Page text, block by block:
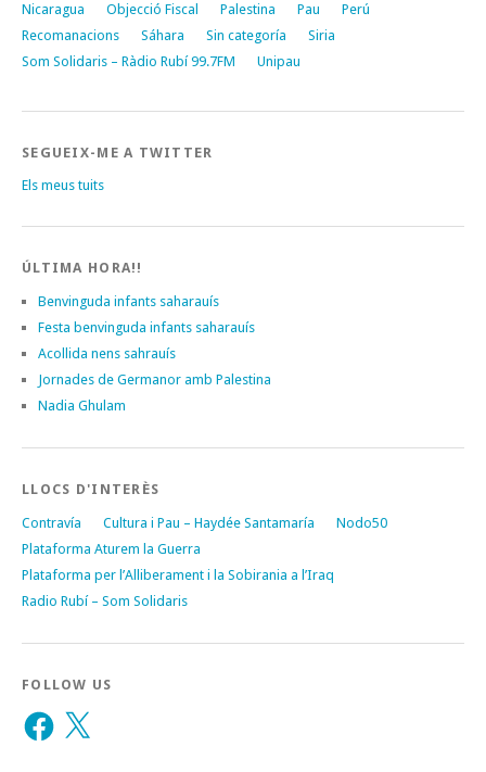
Nicaragua
Objecció Fiscal Palestina Pau
Perú
Recomanacions
Sáhara Sin categoría
Siria
Som Solidaris – Ràdio Rubí 99.7FM
Unipau
SEGUEIX-ME A TWITTER
Els meus tuits
ÚLTIMA HORA!!
Benvinguda infants saharauís
Festa benvinguda infants saharauís
Acollida nens sahrauís
Jornades de Germanor amb Palestina
Nadia Ghulam
LLOCS D'INTERÈS
Contravía Cultura i Pau – Haydée Santamaría
Nodo50
Plataforma Aturem la Guerra
Plataforma per l’Alliberament i la Sobirania a l’Iraq
Radio Rubí – Som Solidaris
FOLLOW US
Facebook
X